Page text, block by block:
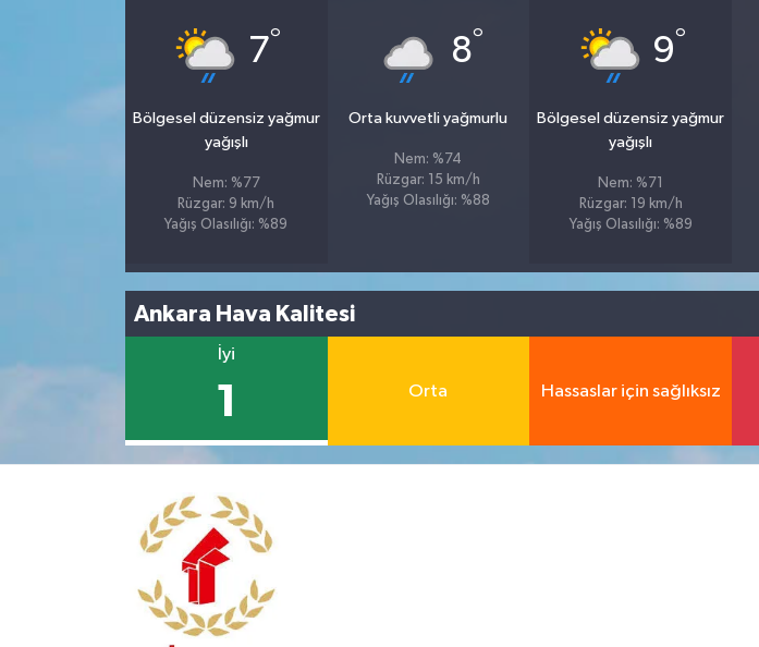
7°
Bölgesel düzensiz yağmur
yağışlı
Nem: %77
Rüzgar: 9 km/h
Yağış Olasılığı: %89
8°
Orta kuvvetli yağmurlu
Nem: %74
Rüzgar: 15 km/h
Yağış Olasılığı: %88
9°
Bölgesel düzensiz yağmur
yağışlı
Nem: %71
Rüzgar: 19 km/h
Yağış Olasılığı: %89
Ankara Hava Kalitesi
İyi
1 Orta Hassaslar için sağlıksız